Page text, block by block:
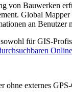
von Bauwerken
Global
an
für GIS-Profis
externes